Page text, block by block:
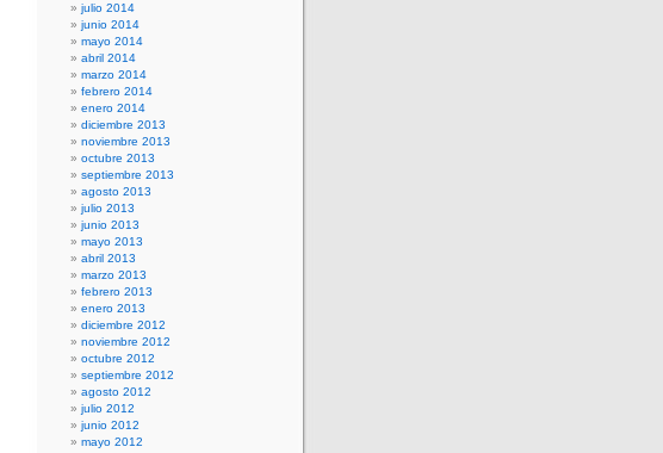
julio 2014
junio 2014
mayo 2014
abril 2014
marzo 2014
febrero 2014
enero 2014
diciembre 2013
noviembre 2013
octubre 2013
septiembre 2013
agosto 2013
julio 2013
junio 2013
mayo 2013
abril 2013
marzo 2013
febrero 2013
enero 2013
diciembre 2012
noviembre 2012
octubre 2012
septiembre 2012
agosto 2012
julio 2012
junio 2012
mayo 2012